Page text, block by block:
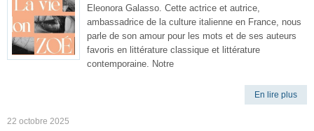
Eleonora Galasso. Cette actrice et autrice,
ambassadrice de la culture italienne en France, nous
parle de son amour pour les mots et de ses auteurs
favoris en littérature classique et littérature
contemporaine. Notre
En lire plus
22 octobre 2025